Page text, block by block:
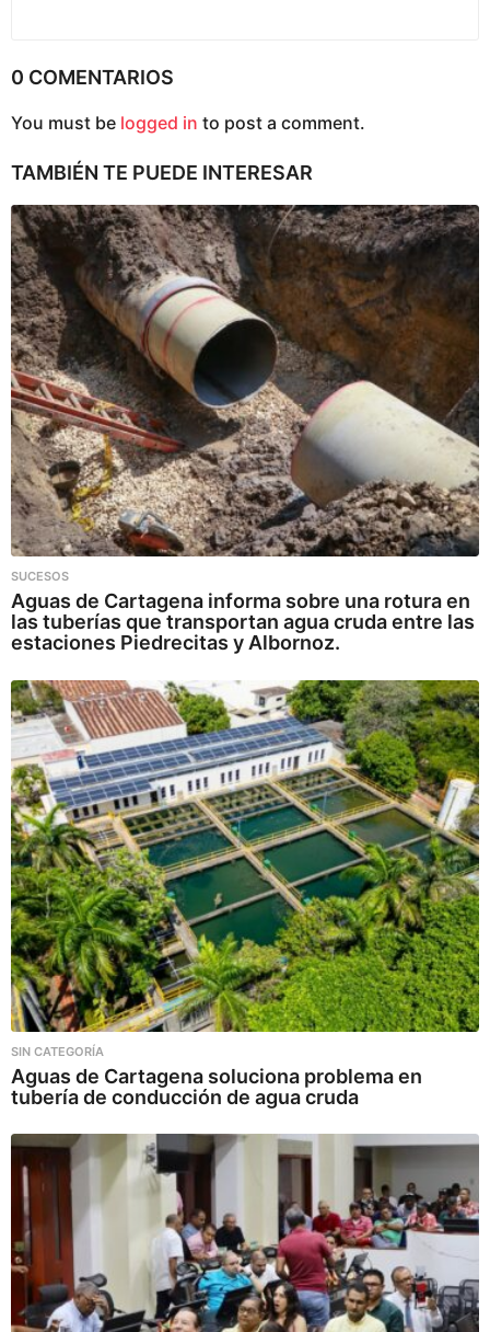
0 COMENTARIOS
You must be logged in to post a comment.
TAMBIÉN TE PUEDE INTERESAR
SUCESOS
Aguas de Cartagena informa sobre una rotura en
las tuberías que transportan agua cruda entre las
estaciones Piedrecitas y Albornoz.
SIN CATEGORÍA
Aguas de Cartagena soluciona problema en
tubería de conducción de agua cruda